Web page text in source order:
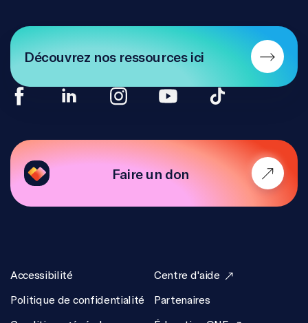
Faire un don
Accessibilité
Politique de confidentialité
Centre d'aide
Partenaires
Découvrez nos ressources ici